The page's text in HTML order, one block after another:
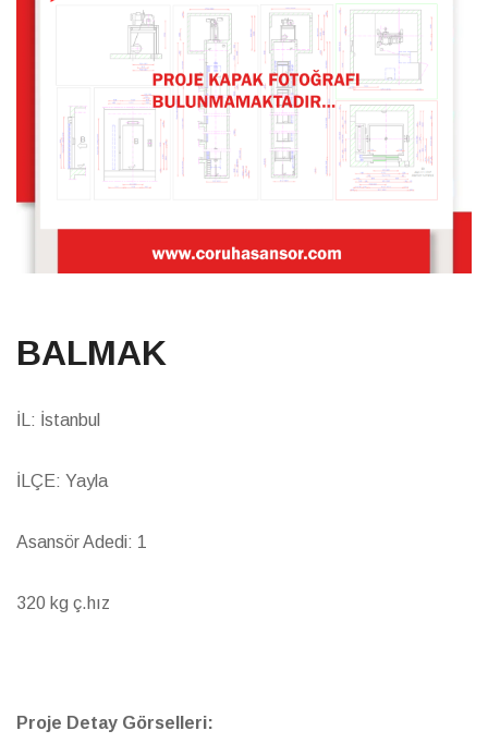
BALMAK
İL: İstanbul
İLÇE: Yayla
Asansör Adedi: 1
320 kg ç.hız
Proje Detay Görselleri: